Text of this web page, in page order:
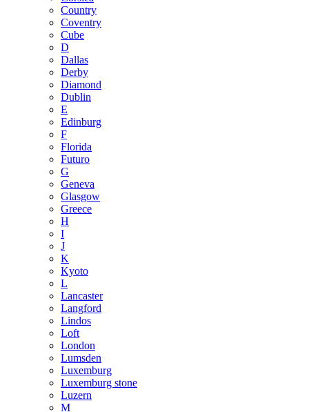
Country
Coventry
Cube
D
Dallas
Derby
Diamond
Dublin
E
Edinburg
F
Florida
Futuro
G
Geneva
Glasgow
Greece
H
I
J
K
Kyoto
L
Lancaster
Langford
Lindos
Loft
London
Lumsden
Luxemburg
Luxemburg stone
Luzern
M